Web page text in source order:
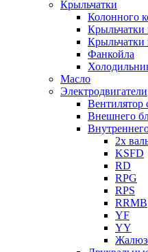
Крыльчатки
Колонного
Крыльчатки
Крыльчатки
Фанкойла
Масло
Электродвигатели
Вентилятор
Внешнего
2х
KSFD
RD
RPG
RPS
RRMB
YF
YY